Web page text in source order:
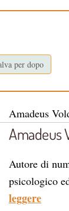
per dopo
Amadeus
Amadeus
Autore di
psicologico
leggere